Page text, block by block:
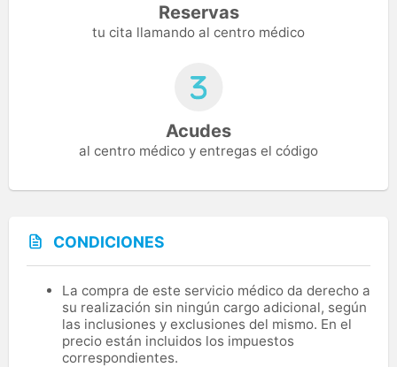
Reservas
tu cita llamando al centro médico
Acudes
al centro médico y entregas el código
CONDICIONES
La compra de este servicio médico da derecho a
su realización sin ningún cargo adicional, según
las inclusiones y exclusiones del mismo. En el
precio están incluidos los impuestos
correspondientes.